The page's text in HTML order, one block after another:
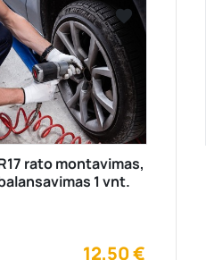

visibility  
rato montavimas,
1 vnt.
12,50 €